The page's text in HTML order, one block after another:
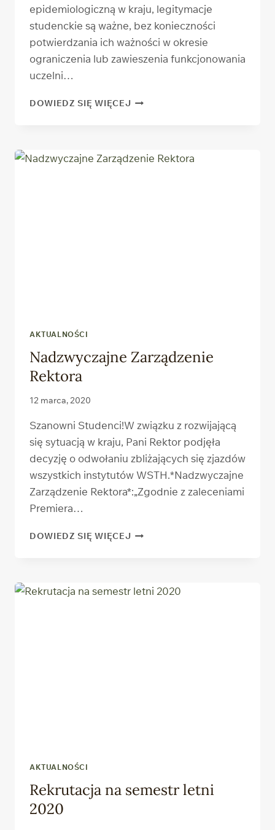
epidemiologiczną w kraju, legitymacje
studenckie są ważne, bez konieczności
potwierdzania ich ważności w okresie
ograniczenia lub zawieszenia funkcjonowania
uczelni…
DOWIEDZ SIĘ WIĘCEJLEGITYMACJE
AKTUALNOŚCI
Nadzwyczajne Zarządzenie
Rektora
12 marca, 2020
Szanowni Studenci!W związku z rozwijającą
się sytuacją w kraju, Pani Rektor podjęła
decyzję o odwołaniu zbliżających się zjazdów
wszystkich instytutów WSTH.*Nadzwyczajne
Zarządzenie Rektora*:„Zgodnie z zaleceniami
Premiera…
DOWIEDZ SIĘ WIĘCEJNADZWYCZAJNE
AKTUALNOŚCI
Rekrutacja na semestr letni
2020